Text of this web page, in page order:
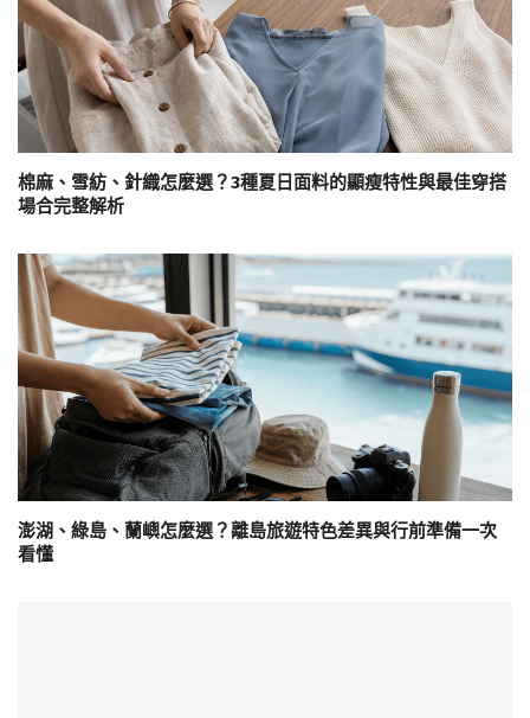
棉麻、雪紡、針織怎麼選？3種夏日面料的顯瘦特性與最佳穿搭
場合完整解析
澎湖、綠島、蘭嶼怎麼選？離島旅遊特色差異與行前準備一次
看懂